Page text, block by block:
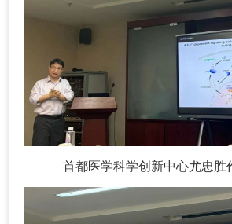
首都医学科学创新中心尤忠胜